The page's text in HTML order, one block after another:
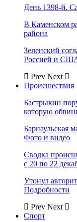
День 1398-й.
В Каменском
района
Зеленский
Россией и
Prev Next
Происшествия
Бастрыкин
которую
Барнаульская
Фото и видео
Сводка
с 20 по 22
Утонул
Подробности
Prev Next
Спорт